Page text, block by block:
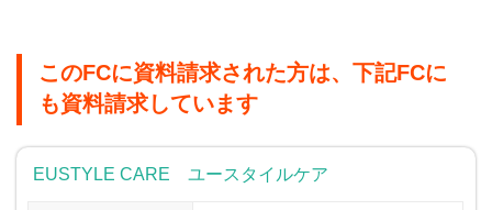
このFCに資料請求された方は、下記FCに
も資料請求しています
EUSTYLE CARE ユースタイルケア